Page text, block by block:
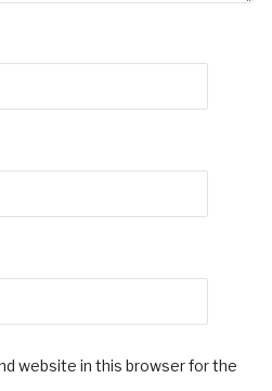
website in this browser for the